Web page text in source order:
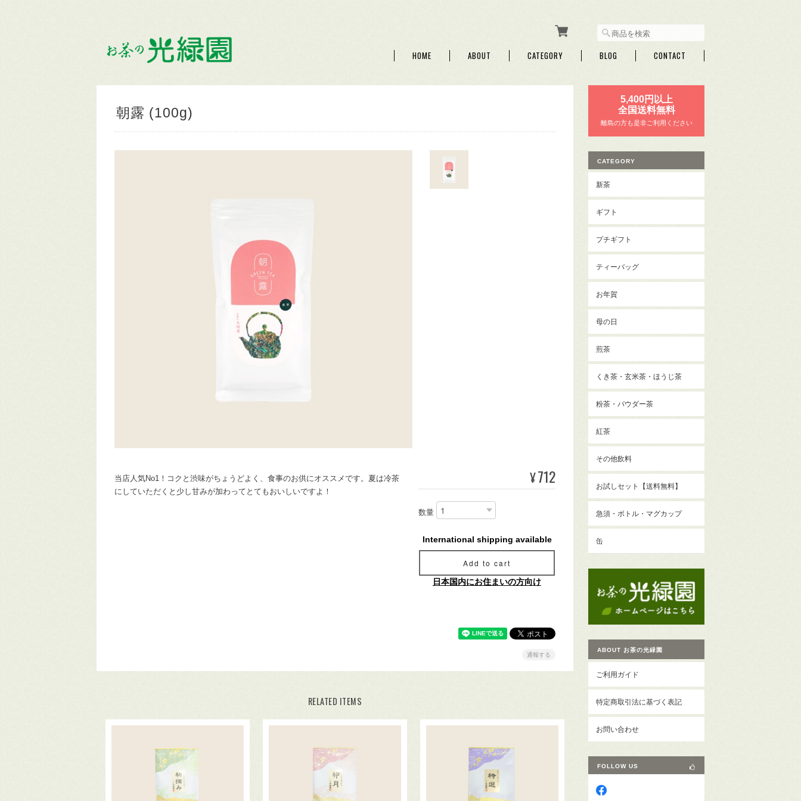
HOME ABOUT CATEGORY BLOG CONTACT
朝露 (100g)
当店人気No1！コクと渋味がちょうどよく、食事のお供にオススメです。夏は冷茶
にしていただくと少し甘みが加わってとてもおいしいですよ！
¥712
数量
International shipping available
Add to cart
日本国内にお住まいの方向け
通報する
RELATED ITEMS
5,400円以上
全国送料無料
離島の方も是非ご利用ください
CATEGORY
新茶
ギフト
プチギフト
ティーバッグ
お年賀
母の日
煎茶
くき茶・玄米茶・ほうじ茶
粉茶・パウダー茶
紅茶
その他飲料
お試しセット【送料無料】
急須・ボトル・マグカップ
缶
ABOUT お茶の光緑園
ご利用ガイド
特定商取引法に基づく表記
お問い合わせ
FOLLOW US